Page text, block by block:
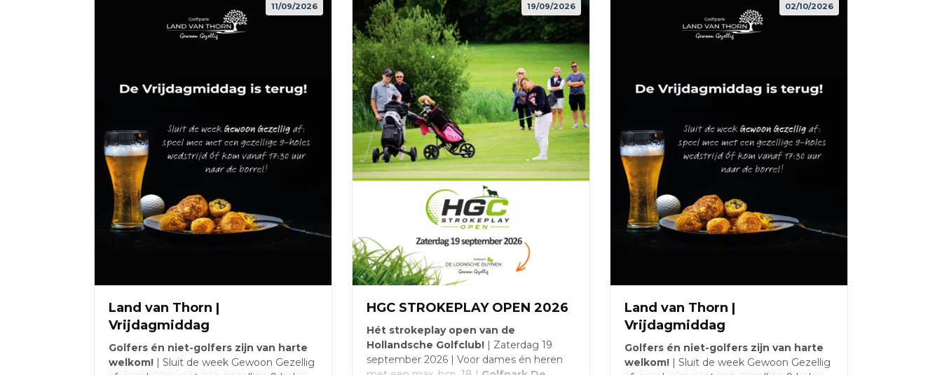
11/09/2026
Land van Thorn |
Vrijdagmiddag
Golfers én niet-golfers zijn van harte
welkom! | Sluit de week Gewoon Gezellig
19/09/2026
HGC STROKEPLAY OPEN 2026
Hét strokeplay open van de
Hollandsche Golfclub! | Zaterdag 19
september 2026 | Voor dames én heren
02/10/2026
Land van Thorn |
Vrijdagmiddag
Golfers én niet-golfers zijn van harte
welkom!| Sluit de week Gewoon Gezellig